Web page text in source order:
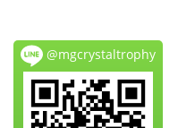
@mgcrystaltrophy